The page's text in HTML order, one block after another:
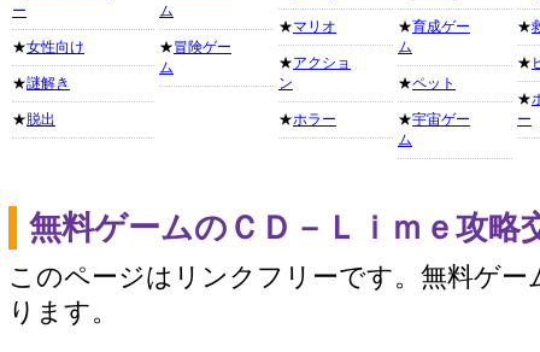
ー
★女性向け
★謎解き
★ 脱出
ム
★冒険ゲー
ム
★マリオ
★アクショ
ン
★ホラー
★育成ゲー
ム
★ペット
★宇宙ゲー
ム
★
★
★
ー
無料ゲームのＣＤ－Ｌｉｍｅ攻略
このページはリンクフリーです。無料ゲー
ります。